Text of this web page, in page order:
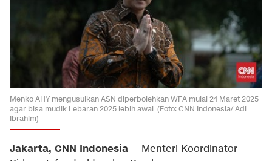
Menko AHY mengusulkan ASN diperbolehkan WFA mulai 24 Maret 2025
agar bisa mudik Lebaran 2025 lebih awal. (Foto: CNN Indonesia/ Adi
Ibrahim)
Jakarta, CNN Indonesia -- Menteri Koordinator